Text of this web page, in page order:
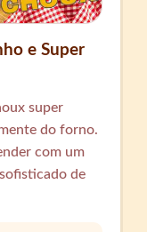
e Super
super
do forno.
com um
de